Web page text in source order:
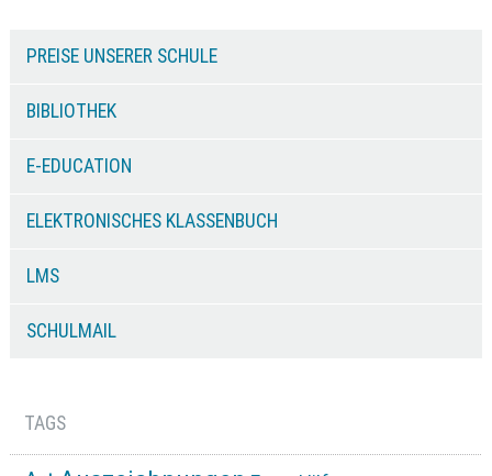
PREISE UNSERER SCHULE
BIBLIOTHEK
E-EDUCATION
ELEKTRONISCHES KLASSENBUCH
LMS
SCHULMAIL
TAGS